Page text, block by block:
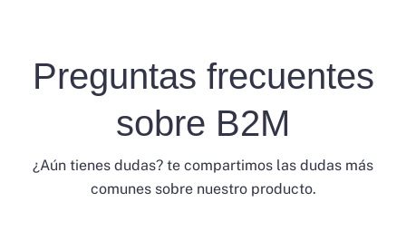
Preguntas frecuentes
sobre B2M
¿Aún tienes dudas? te compartimos las dudas más
comunes sobre nuestro producto.